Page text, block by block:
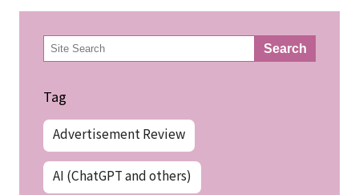
検
索 Search
Tag
Advertisement Review
AI (ChatGPT and others)